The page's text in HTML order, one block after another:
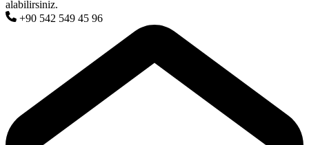
alabilirsiniz.
+90 542 549 45 96